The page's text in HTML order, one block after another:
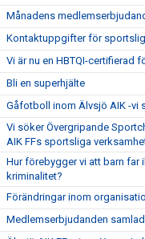
Månadens
Kontaktuppgifter för
Vi är nu en HBTQI-certifierad
Bli en superhjälte
Gåfotboll inom Älvsjö AIK -vi
Vi söker Övergripande
AIK FFs sportsliga
Hur förebygger vi att barn far
kriminalitet?
Förändringar inom
Medlemserbjudanden